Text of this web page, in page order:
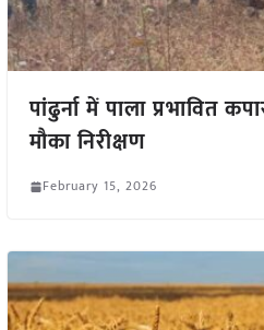
पांढुर्ना में पाला प्रभावित
मौका निरीक्षण
February 15, 2026